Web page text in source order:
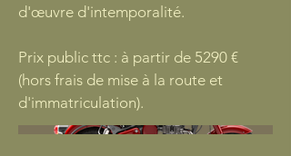
d'œuvre d'intemporalité.
Prix public ttc : à partir de 5290 €
(hors frais de mise à la route et
d'immatriculation).